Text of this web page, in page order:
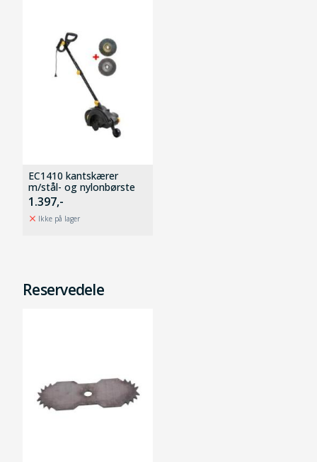
EC1410 kantskærer
m/stål- og nylonbørste
1.397,-
Ikke på lager
Reservedele